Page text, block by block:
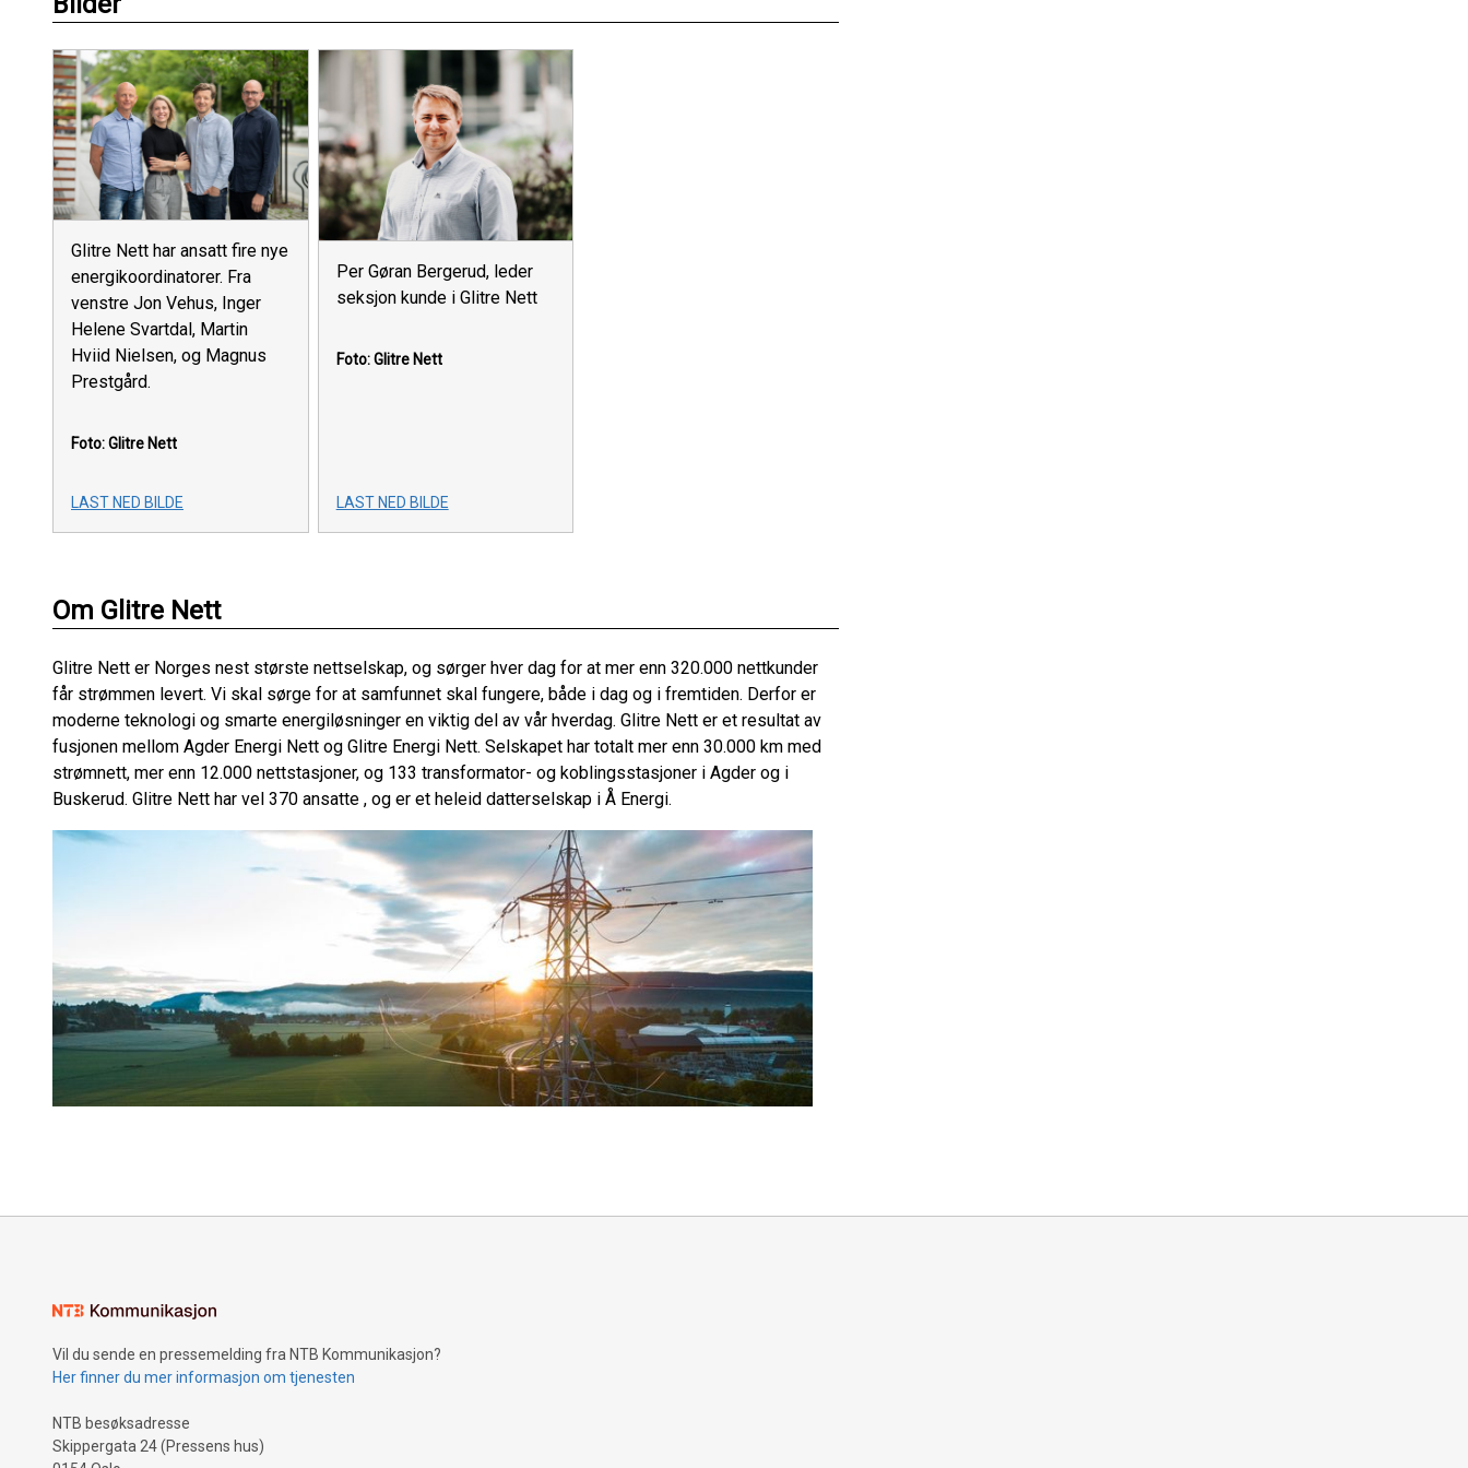
Glitre Nett har ansatt fire nye
energikoordinatorer. Fra
venstre Jon Vehus, Inger
Helene Svartdal, Martin
Hviid Nielsen, og Magnus
Prestgård.
Foto: Glitre Nett
LAST NED BILDE
Per Gøran Bergerud, leder
seksjon kunde i Glitre Nett
Foto: Glitre Nett
LAST NED BILDE
Om Glitre Nett
Glitre Nett er Norges nest største nettselskap, og sørger hver dag for at mer enn 320.000 nettkunder
får strømmen levert. Vi skal sørge for at samfunnet skal fungere, både i dag og i fremtiden. Derfor er
moderne teknologi og smarte energiløsninger en viktig del av vår hverdag. Glitre Nett er et resultat av
fusjonen mellom Agder Energi Nett og Glitre Energi Nett. Selskapet har totalt mer enn 30.000 km med
strømnett, mer enn 12.000 nettstasjoner, og 133 transformator- og koblingsstasjoner i Agder og i
Buskerud. Glitre Nett har vel 370 ansatte , og er et heleid datterselskap i Å Energi.
Vil du sende en pressemelding fra NTB Kommunikasjon?
Her finner du mer informasjon om tjenesten
NTB besøksadresse
Skippergata 24 (Pressens hus)